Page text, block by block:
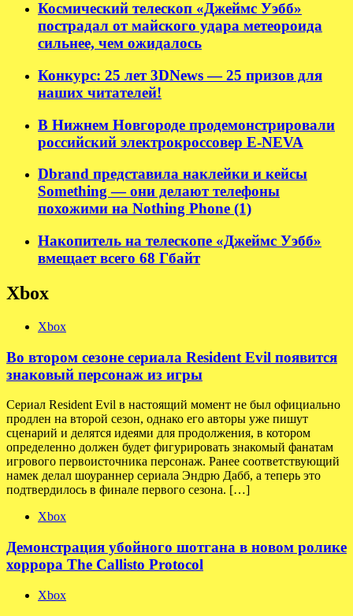
Космический телескоп «Джеймс Уэбб»
пострадал от майского удара метеороида
сильнее, чем ожидалось
Конкурс: 25 лет 3DNews — 25 призов для
наших читателей!
В Нижнем Новгороде продемонстрировали
российский электрокроссовер E-NEVA
Dbrand представила наклейки и кейсы
Something — они делают телефоны
похожими на Nothing Phone (1)
Накопитель на телескопе «Джеймс Уэбб»
вмещает всего 68 Гбайт
Xbox
Xbox
Во втором сезоне сериала Resident Evil появится
знаковый персонаж из игры
Сериал Resident Evil в настоящий момент не был официально
продлен на второй сезон, однако его авторы уже пишут
сценарий и делятся идеями для продолжения, в котором
определенно должен будет фигурировать знакомый фанатам
игрового первоисточника персонаж. Ранее соответствующий
намек делал шоураннер сериала Эндрю Дабб, а теперь это
подтвердилось в финале первого сезона. […]
Xbox
Демонстрация убойного шотгана в новом ролике
хоррора The Callisto Protocol
Xbox